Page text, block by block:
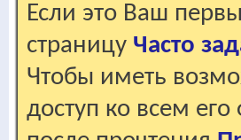
Если это Ваш
страницу Часто
Чтобы иметь
доступ ко всем